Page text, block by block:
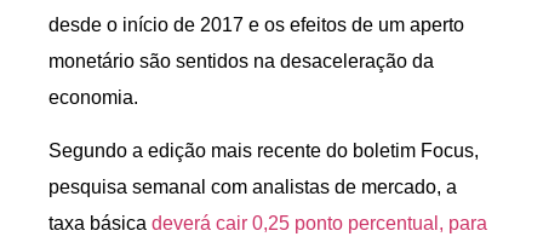
desde o início de 2017 e os efeitos de um aperto
monetário são sentidos na desaceleração da
economia.
Segundo a edição mais recente do boletim Focus,
pesquisa semanal com analistas de mercado, a
taxa básica deverá cair 0,25 ponto percentual, para